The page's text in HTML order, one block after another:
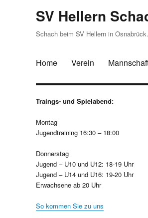
SV Hellern
Schach beim SV Hellern in
Home Verein
Traings- und Spielabend:
Montag
Jugendtraining 16:30 – 18:00
Donnerstag
Jugend – U10 und U12: 18-19 Uhr
Jugend – U14 und U16: 19-20 Uhr
Erwachsene ab 20 Uhr
So kommen Sie zu uns